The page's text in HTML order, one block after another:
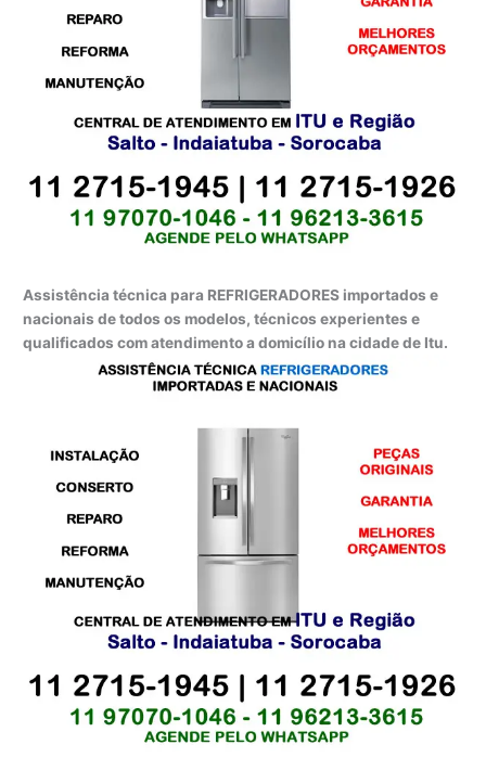
Assistência técnica para REFRIGERADORES importados e
nacionais de todos os modelos, técnicos experientes e
qualificados com atendimento a domicílio na cidade de Itu.